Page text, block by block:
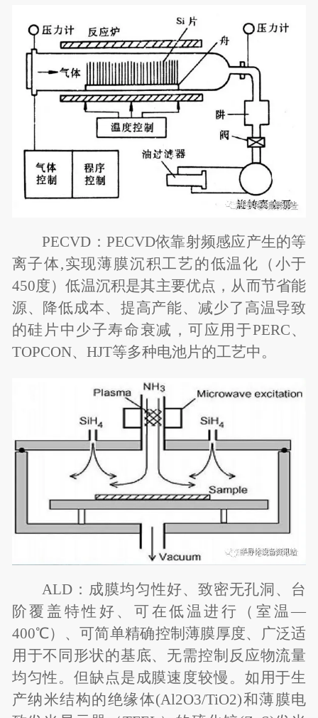
PECVD ：PECVD依靠射频感应产生的等
离子体,实现薄膜沉积工艺的低温化（小于
450度）低温沉积是其主要优点，从而节省能
源、降低成本、提高产能、减少了高温导致
的硅片中少子寿命衰减，可应用于PERC、
TOPCON、HJT等多种电池片的工艺中。
ALD ：成膜均匀性好、致密无孔洞、台
阶覆盖特性好、可在低温进行（室温—
400℃）、可简单精确控制薄膜厚度、广泛适
用于不同形状的基底、无需控制反应物流量
均匀性。但缺点是成膜速度较慢。如用于生
产纳米结构的绝缘体(Al2O3/TiO2)和薄膜电